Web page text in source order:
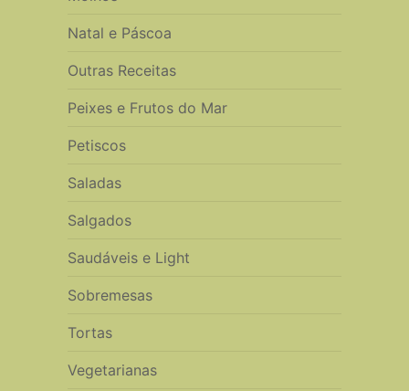
Natal e Páscoa
Outras Receitas
Peixes e Frutos do Mar
Petiscos
Saladas
Salgados
Saudáveis e Light
Sobremesas
Tortas
Vegetarianas